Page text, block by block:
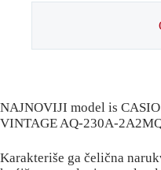
NAJNOVIJI model is
VINTAGE AQ-230A-
Karakteriše ga čelična